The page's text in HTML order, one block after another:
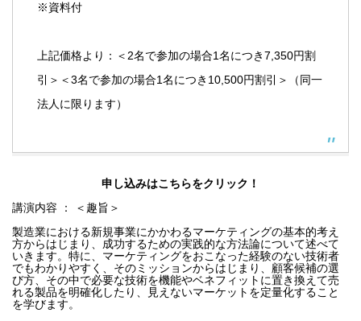
※資料付
上記価格より：＜2名で参加の場合1名につき7,350円割
引＞＜3名で参加の場合1名につき10,500円割引＞（同一
法人に限ります）
申し込みはこちらをクリック！
講演内容 ： ＜趣旨＞
製造業における新規事業にかかわるマーケティングの基本的考え
方からはじまり、成功するための実践的な方法論について述べて
いきます。特に、マーケティングをおこなった経験のない技術者
でもわかりやすく、そのミッションからはじまり、顧客候補の選
び方、その中で必要な技術を機能やベネフィットに置き換えて売
れる製品を明確化したり、見えないマーケットを定量化すること
を学びます。